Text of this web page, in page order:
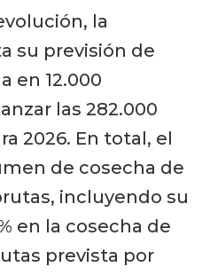
la
su previsión de
en 12.000
las 282.000
2026. En total, el
de cosecha de
incluyendo su
en la cosecha de
prevista por